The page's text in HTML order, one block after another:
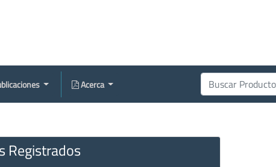
Acerca
Registrados